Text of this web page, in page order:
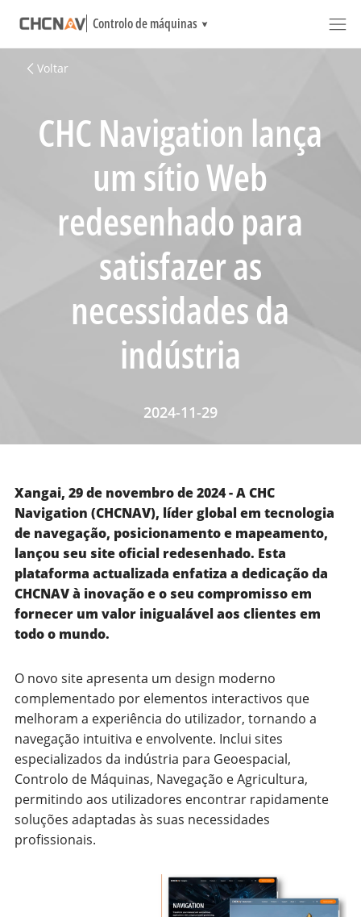
Controlo de máquinas
Voltar
CHC Navigation lança
um sítio Web
redesenhado para
satisfazer as
necessidades da
indústria
2024-11-29
Xangai, 29 de novembro de 2024 - A CHC
Navigation (CHCNAV), líder global em tecnologia
de navegação, posicionamento e mapeamento,
lançou seu site oficial redesenhado. Esta
plataforma actualizada enfatiza a dedicação da
CHCNAV à inovação e o seu compromisso em
fornecer um valor inigualável aos clientes em
todo o mundo.
O novo site apresenta um design moderno
complementado por elementos interactivos que
melhoram a experiência do utilizador, tornando a
navegação intuitiva e envolvente. Inclui sites
especializados da indústria para Geoespacial,
Controlo de Máquinas, Navegação e Agricultura,
permitindo aos utilizadores encontrar rapidamente
soluções adaptadas às suas necessidades
profissionais.